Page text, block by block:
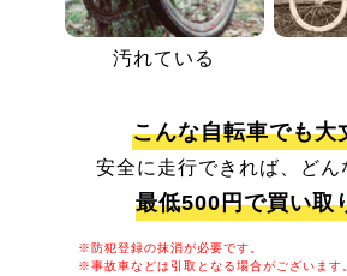
汚れている
こんな自転車でも大
安全に走行できれば、どん
最低500円で買い取
※防犯登録の抹消が必要です。
※事故車などは引取となる場合がございます。